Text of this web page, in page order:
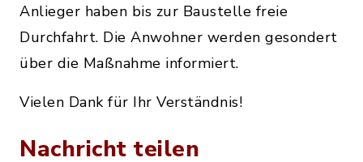
Anlieger haben bis zur Baustelle freie
Durchfahrt. Die Anwohner werden gesondert
über die Maßnahme informiert.
Vielen Dank für Ihr Verständnis!
Nachricht teilen